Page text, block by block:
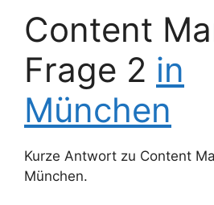
Content
Frage 2 in
München
Kurze Antwort zu Content
München.